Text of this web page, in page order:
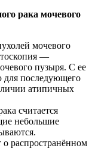
рака мочевого
мочевого
—
пузыря. С ее
последующего
атипичных
считается
небольшие
о распространённом